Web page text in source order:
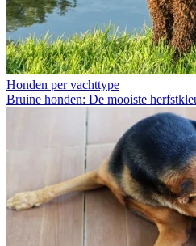
Honden per vachttype
Bruine honden: De mooiste